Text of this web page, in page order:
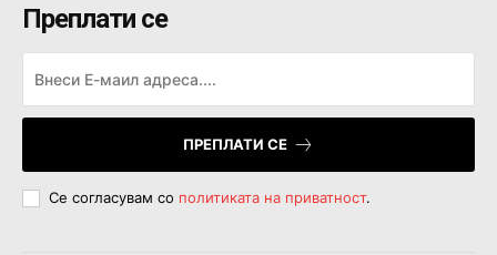
Преплати се
ПРЕПЛАТИ СЕ
Се согласувам со политиката на приватност.